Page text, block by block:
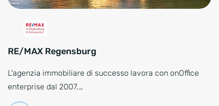
RE/MAX Regensburg
L'agenzia immobiliare di successo lavora con onOffice
enterprise dal 2007,…